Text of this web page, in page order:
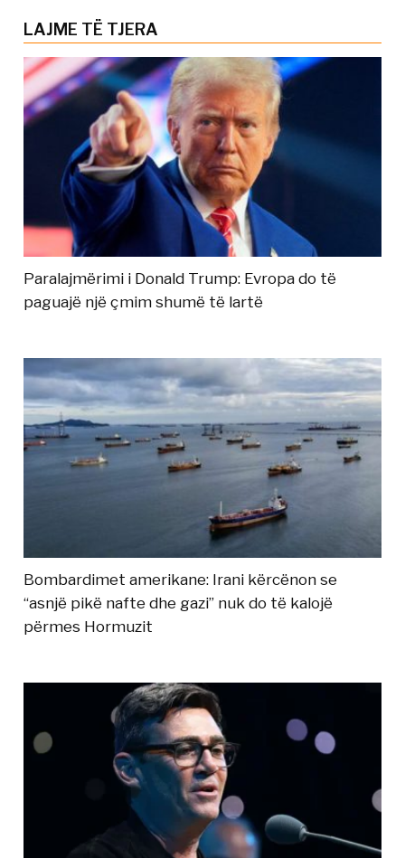
LAJME TË TJERA
Paralajmërimi i Donald Trump: Evropa do të
paguajë një çmim shumë të lartë
Bombardimet amerikane: Irani kërcënon se
“asnjë pikë nafte dhe gazi” nuk do të kalojë
përmes Hormuzit